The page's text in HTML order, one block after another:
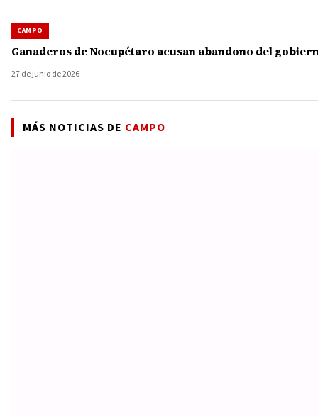
CAMPO
Ganaderos de Nocupétaro acusan abandono del
27 de junio de 2026
MÁS NOTICIAS DE CAMPO